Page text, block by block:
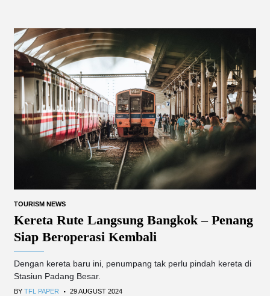
TOURISM NEWS
Kereta Rute Langsung Bangkok – Penang
Siap Beroperasi Kembali
Dengan kereta baru ini, penumpang tak perlu pindah kereta di
Stasiun Padang Besar.
BY TFL PAPER . 29 AUGUST 2024